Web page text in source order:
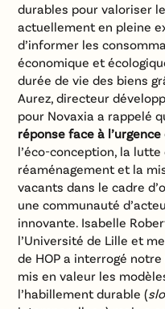
durables pour valoriser
actuellement en pleine
d’informer les
économique et
durée de vie des biens
Aurez, directeur
pour Novaxia a rappelé
réponse face à
l’éco-conception, la
réaménagement et la
vacants dans le cadre
une communauté
innovante. Isabelle
l’Université de Lille et
de HOP a interrogé
mis en valeur les
l’habillement durable (